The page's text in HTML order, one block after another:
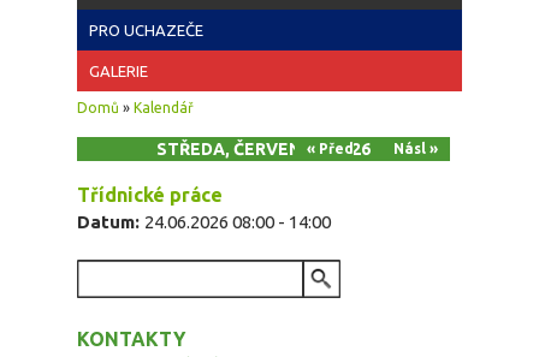
PRO UCHAZEČE
GALERIE
Jste zde
Domů » Kalendář
STŘEDA, ČERVEN 24, 2026
« Před Násl »
Třídnické práce
Datum: 24.06.2026 08:00 - 14:00
KONTAKTY